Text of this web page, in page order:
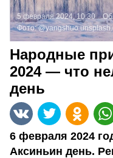
5 февраля 2024, 10:30
Фото:@yangshuo
Народные
2024 — что
день
6 февраля 2024
Аксиньин день.